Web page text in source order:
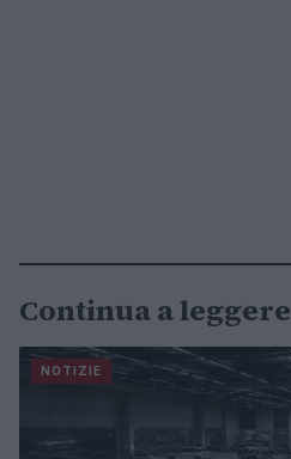
Continua a leggere
NOTIZIE